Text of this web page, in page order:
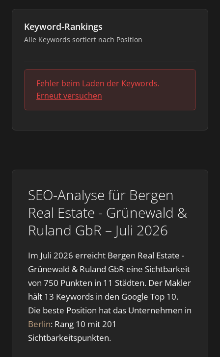
SEO-Analyse für Bergen
Real Estate - Grünewald &
Ruland GbR – Juli 2026
Im Juli 2026 erreicht Bergen Real Estate -
Grünewald & Ruland GbR eine Sichtbarkeit
von 750 Punkten in 11 Städten. Der Makler
hält 13 Keywords in den Google Top 10.
Die beste Position hat das Unternehmen in
Berlin: Rang 10 mit 201
Sichtbarkeitspunkten.
Keyword-Rankings
Alle Keywords sortiert nach Position
Fehler beim Laden der Keywords.
Erneut versuchen